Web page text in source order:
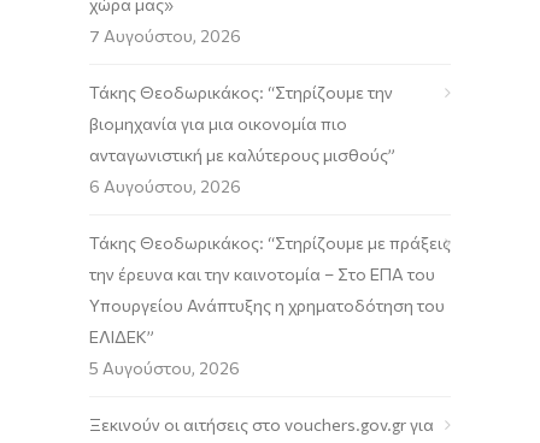
7 Αυγούστου, 2026
Τάκης Θεοδωρικάκος: “Στηρίζουμε την
βιομηχανία για μια οικονομία πιο
ανταγωνιστική με καλύτερους μισθούς”
6 Αυγούστου, 2026
Τάκης Θεοδωρικάκος: “Στηρίζουμε με πράξεις
την έρευνα και την καινοτομία – Στο ΕΠΑ του
Υπουργείου Ανάπτυξης η χρηματοδότηση του
ΕΛΙΔΕΚ”
5 Αυγούστου, 2026
Ξεκινούν οι αιτήσεις στο vouchers.gov.gr για